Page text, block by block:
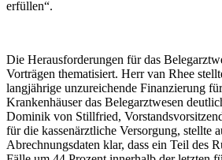
erfüllen“.
Die Herausforderungen für das
Vorträgen thematisiert. Herr van Rhee
langjährige unzureichende Finanzierung
Krankenhäuser das Belegarztwesen
Dominik von Stillfried,
für die kassenärztliche Versorgung, stellte
Abrechnungsdaten klar, dass ein Teil des